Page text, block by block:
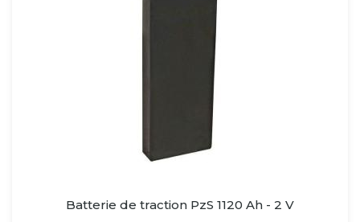
Batterie de traction PzS 1120 Ah - 2 V